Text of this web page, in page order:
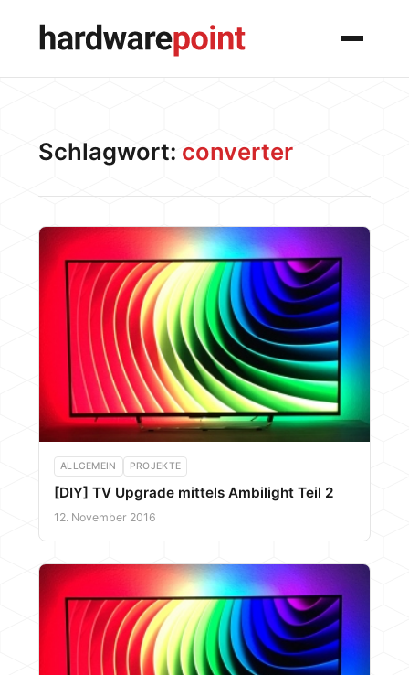
Menü
Schlagwort: converter
ALLGEMEIN PROJEKTE
[DIY] TV Upgrade mittels Ambilight Teil 2
12. November 2016